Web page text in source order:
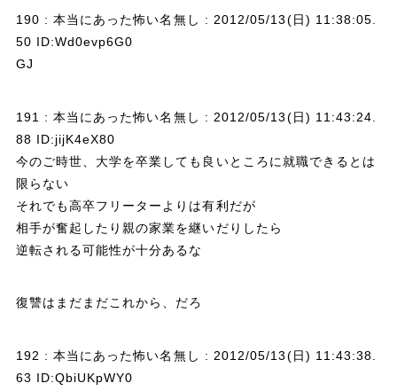
190 : 本当にあった怖い名無し : 2012/05/13(日) 11:38:05.
50 ID:Wd0evp6G0
GJ
191 : 本当にあった怖い名無し : 2012/05/13(日) 11:43:24.
88 ID:jijK4eX80
今のご時世、大学を卒業しても良いところに就職できるとは
限らない
それでも高卒フリーターよりは有利だが
相手が奮起したり親の家業を継いだりしたら
逆転される可能性が十分あるな
復讐はまだまだこれから、だろ
192 : 本当にあった怖い名無し : 2012/05/13(日) 11:43:38.
63 ID:QbiUKpWY0